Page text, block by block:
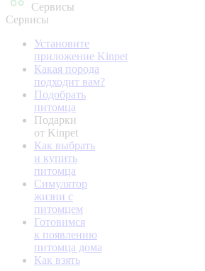
Сервисы
Сервисы
Установите
приложение Kinpet
Какая порода
подходит вам?
Подобрать
питомца
Подарки
от Kinpet
Как выбрать
и купить
питомца
Симулятор
жизни с
питомцем
Готовимся
к появлению
питомца дома
Как взять